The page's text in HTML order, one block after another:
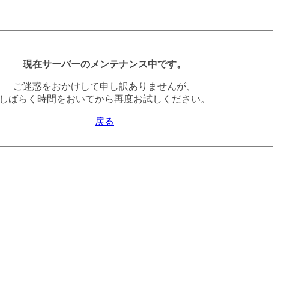
現在サーバーのメンテナンス中です。
ご迷惑をおかけして申し訳ありませんが、
しばらく時間をおいてから再度お試しください。
戻る